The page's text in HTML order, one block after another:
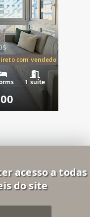
com vendedor
1 suíte
acesso a todas
do site